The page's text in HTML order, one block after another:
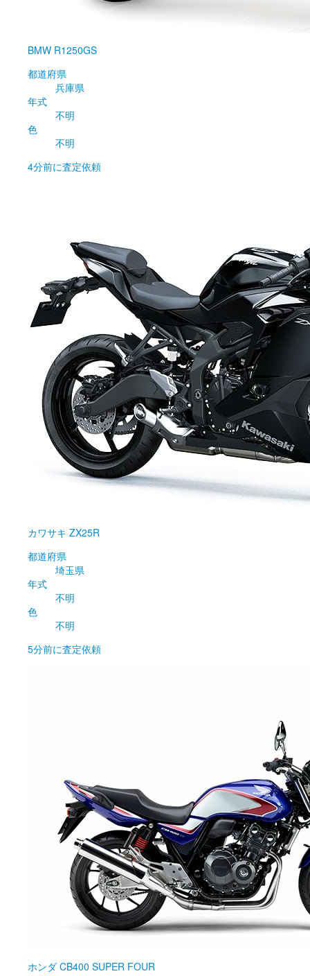
BMW R1250GS
都道府県
兵庫県
年式
不明
色
不明
4分前に査定依頼
カワサキ ZX25R
都道府県
埼玉県
年式
不明
色
不明
5分前に査定依頼
ホンダ CB400 SUPER FOUR